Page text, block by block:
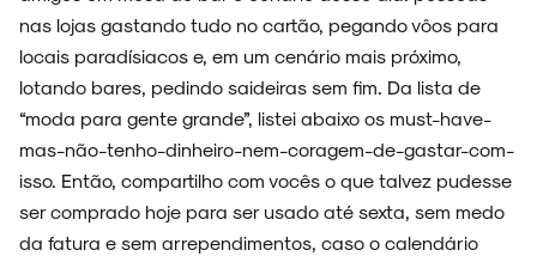
ESPECIAIS
nas lojas gastando tudo no cartão, pegando vôos para
locais paradísiacos e, em um cenário mais próximo,
lotando bares, pedindo saideiras sem fim. Da lista de
“moda para gente grande”, listei abaixo os must-have-
mas-não-tenho-dinheiro-nem-coragem-de-gastar-com-
isso. Então, compartilho com vocês o que talvez pudesse
ser comprado hoje para ser usado até sexta, sem medo
da fatura e sem arrependimentos, caso o calendário